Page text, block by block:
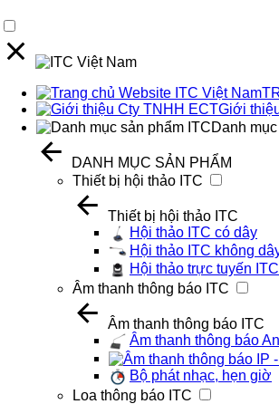
Giới
Danh
DANH MỤC SẢN PHẨM
Thiết bị hội thảo ITC
Thiết bị hội thảo ITC
Hội thảo ITC có dây
Hội thảo ITC không
Hội thảo trực tuyến ITC
Âm thanh thông báo ITC
Âm thanh thông báo ITC
Âm thanh thông báo
Bộ phát nhạc, hẹn giờ
Loa thông báo ITC